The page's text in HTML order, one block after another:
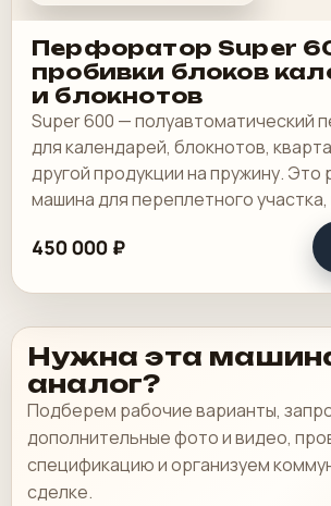
Перфоратор Super
пробивки блоков
и блокнотов
Super 600 — полуавтоматический
для календарей, блокнотов,
другой продукции на пружину. Это
машина для переплетного
широкая зона пробивки, быстрая
инструмента и.
450 000 ₽
Нужна эта
аналог?
Подберем рабочие варианты,
дополнительные фото и видео,
спецификацию и организуем
сделке.